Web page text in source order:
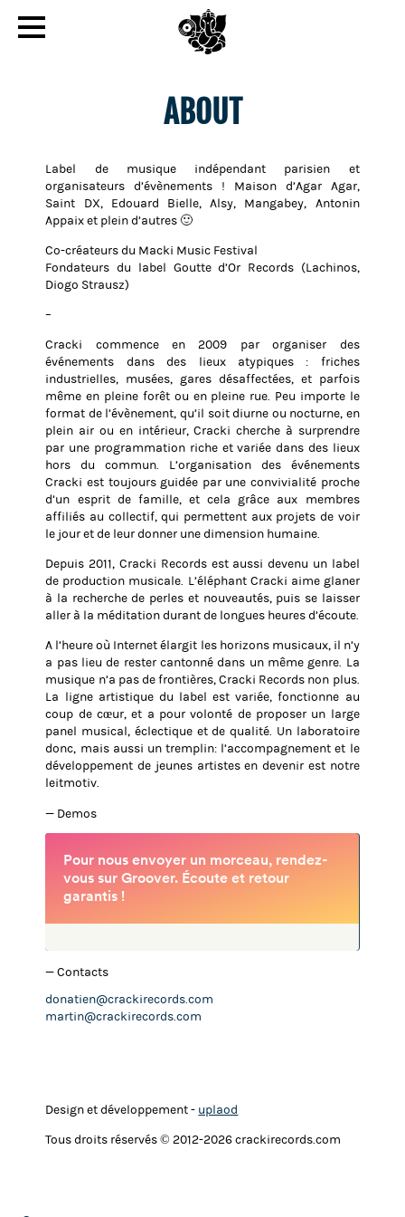
ABOUT
Label de musique indépendant parisien et
organisateurs d’évènements ! Maison d’Agar Agar,
Saint DX, Edouard Bielle, Alsy, Mangabey, Antonin
Appaix et plein d’autres 🙂
Co-créateurs du Macki Music Festival
Fondateurs du label Goutte d’Or Records (Lachinos,
Diogo Strausz)
–
Cracki commence en 2009 par organiser des
événements dans des lieux atypiques : friches
industrielles, musées, gares désaffectées, et parfois
même en pleine forêt ou en pleine rue. Peu importe le
format de l’évènement, qu’il soit diurne ou nocturne, en
plein air ou en intérieur, Cracki cherche à surprendre
par une programmation riche et variée dans des lieux
hors du commun. L’organisation des événements
Cracki est toujours guidée par une convivialité proche
d’un esprit de famille, et cela grâce aux membres
affiliés au collectif, qui permettent aux projets de voir
le jour et de leur donner une dimension humaine.
Depuis 2011, Cracki Records est aussi devenu un label
de production musicale. L’éléphant Cracki aime glaner
à la recherche de perles et nouveautés, puis se laisser
aller à la méditation durant de longues heures d’écoute.
A l’heure où Internet élargit les horizons musicaux, il n’y
a pas lieu de rester cantonné dans un même genre. La
musique n’a pas de frontières, Cracki Records non plus.
La ligne artistique du label est variée, fonctionne au
coup de cœur, et a pour volonté de proposer un large
panel musical, éclectique et de qualité. Un laboratoire
donc, mais aussi un tremplin: l’accompagnement et le
développement de jeunes artistes en devenir est notre
leitmotiv.
— Demos
—Contacts
donatien@crackirecords.com
martin@crackirecords.com
Design et développement - uplaod
Tous droits réservés © 2012-2026 crackirecords.com